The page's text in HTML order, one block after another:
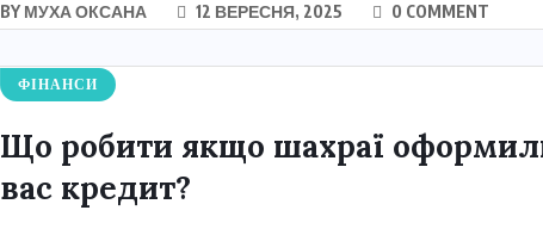
BY МУХА ОКСАНА 12 ВЕРЕСНЯ, 2025 0 COMMENT
ФІНАНСИ
Що робити якщо шахраї
вас кредит?